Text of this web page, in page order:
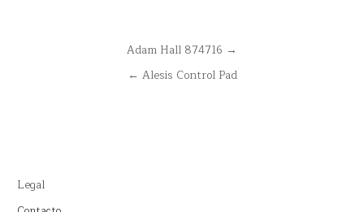
NavegaciónAdam Hall 874716 →
← Alesis Control Pad
Legal